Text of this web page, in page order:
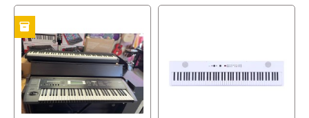
inventory